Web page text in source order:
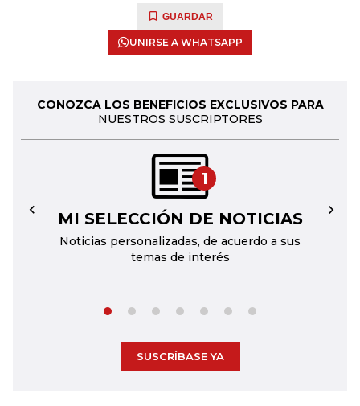
GUARDAR
UNIRSE A WHATSAPP
CONOZCA LOS BENEFICIOS EXCLUSIVOS PARA
NUESTROS SUSCRIPTORES
1
MI SELECCIÓN DE NOTICIAS
Noticias personalizadas, de acuerdo a sus
temas de interés
← →
SUSCRÍBASE YA